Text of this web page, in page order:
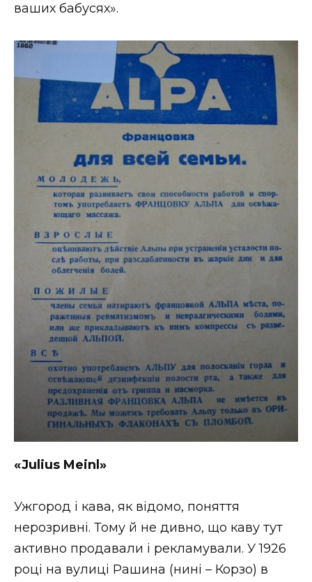
ваших бабусях».
«Julius Meinl»
Ужгород і кава, як відомо, поняття
нерозривні. Тому й не дивно, що каву тут
активно продавали і рекламували. У 1926
році на вулиці Рашина (нині – Корзо) в